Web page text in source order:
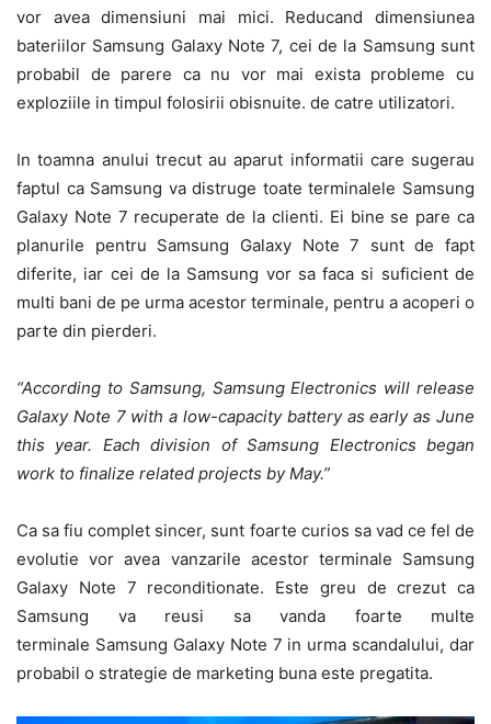
vor avea dimensiuni mai mici. Reducand dimensiunea
bateriilor Samsung Galaxy Note 7, cei de la Samsung sunt
probabil de parere ca nu vor mai exista probleme cu
exploziile in timpul folosirii obisnuite. de catre utilizatori.
In toamna anului trecut au aparut informatii care sugerau
faptul ca Samsung va distruge toate terminalele Samsung
Galaxy Note 7 recuperate de la clienti. Ei bine se pare ca
planurile pentru Samsung Galaxy Note 7 sunt de fapt
diferite, iar cei de la Samsung vor sa faca si suficient de
multi bani de pe urma acestor terminale, pentru a acoperi o
parte din pierderi.
“According to Samsung, Samsung Electronics will release
Galaxy Note 7 with a low-capacity battery as early as June
this year. Each division of Samsung Electronics began
work to finalize related projects by May.”
Ca sa fiu complet sincer, sunt foarte curios sa vad ce fel de
evolutie vor avea vanzarile acestor terminale Samsung
Galaxy Note 7 reconditionate. Este greu de crezut ca
Samsung va reusi sa vanda foarte multe
terminale Samsung Galaxy Note 7 in urma scandalului, dar
probabil o strategie de marketing buna este pregatita.